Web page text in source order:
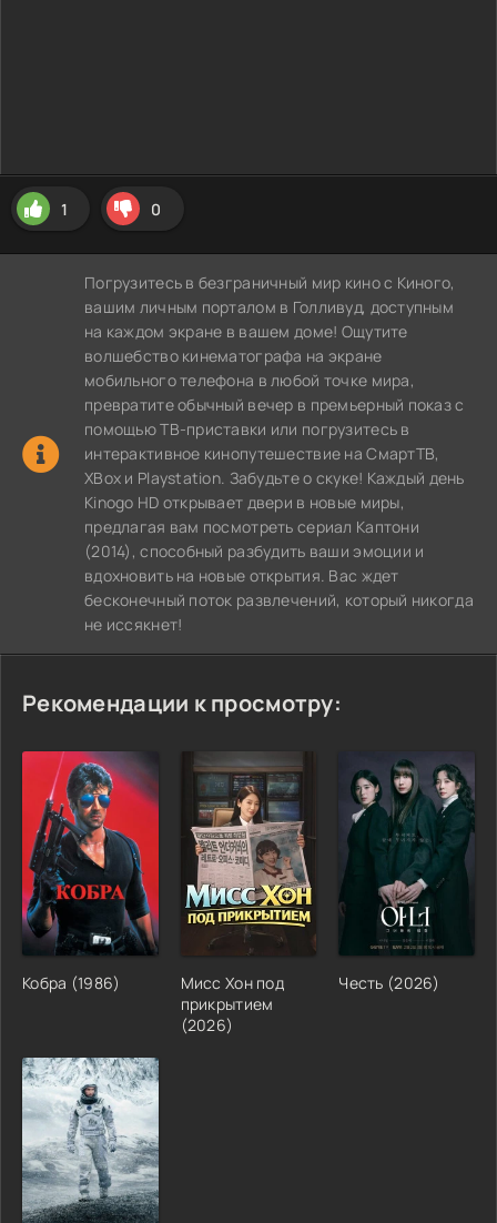
1 0
Погрузитесь в безграничный мир кино с Киного,
вашим личным порталом в Голливуд, доступным
на каждом экране в вашем доме! Ощутите
волшебство кинематографа на экране
мобильного телефона в любой точке мира,
превратите обычный вечер в премьерный показ с
помощью ТВ-приставки или погрузитесь в
интерактивное кинопутешествие на СмартТВ,
XBox и Playstation. Забудьте о скуке! Каждый день
Kinogo HD открывает двери в новые миры,
предлагая вам посмотреть сериал Каптони
(2014), способный разбудить ваши эмоции и
вдохновить на новые открытия. Вас ждет
бесконечный поток развлечений, который никогда
не иссякнет!
Рекомендации к просмотру:
Кобра (1986)
Мисс Хон под
прикрытием
(2026)
Честь (2026)